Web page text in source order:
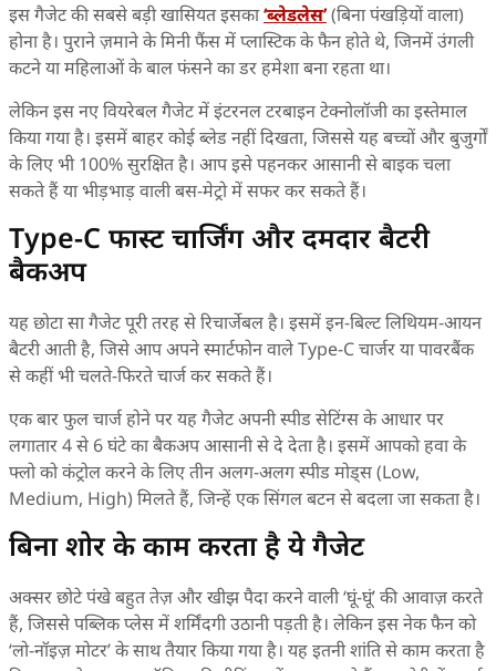
इस गैजेट की सबसे बड़ी खासियत इसका‘ब्लेडलेस’(बिना पंखड़ियों वाला)
होना है। पुराने ज़माने के मिनी फैंस में प्लास्टिक के फैन होते थे, जिनमें उंगली
कटने या महिलाओं के बाल फंसने का डर हमेशा बना रहता था।
लेकिन इस नए वियरेबल गैजेट में इंटरनल टरबाइन टेक्नोलॉजी का इस्तेमाल
किया गया है। इसमें बाहर कोई ब्लेड नहीं दिखता, जिससे यह बच्चों और बुजुर्गों
के लिए भी 100% सुरक्षित है। आप इसे पहनकर आसानी से बाइक चला
सकते हैं या भीड़भाड़ वाली बस-मेट्रो में सफर कर सकते हैं।
Type-C फास्ट चार्जिंग और दमदार बैटरी
बैकअप
यह छोटा सा गैजेट पूरी तरह से रिचार्जेबल है। इसमें इन-बिल्ट लिथियम-आयन
बैटरी आती है, जिसे आप अपने स्मार्टफोन वाले Type-C चार्जर या पावरबैंक
से कहीं भी चलते-फिरते चार्ज कर सकते हैं।
एक बार फुल चार्ज होने पर यह गैजेट अपनी स्पीड सेटिंग्स के आधार पर
लगातार 4 से 6 घंटे का बैकअप आसानी से दे देता है। इसमें आपको हवा के
फ्लो को कंट्रोल करने के लिए तीन अलग-अलग स्पीड मोड्स (Low,
Medium, High) मिलते हैं, जिन्हें एक सिंगल बटन से बदला जा सकता है।
बिना शोर के काम करता है ये गैजेट
अक्सर छोटे पंखे बहुत तेज़ और खीझ पैदा करने वाली ‘घूं-घूं’ की आवाज़ करते
हैं, जिससे पब्लिक प्लेस में शर्मिंदगी उठानी पड़ती है। लेकिन इस नेक फैन को
‘लो-नॉइज़ मोटर’ के साथ तैयार किया गया है। यह इतनी शांति से काम करता है